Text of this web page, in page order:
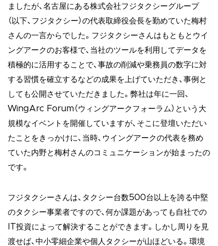
ましたが、名古屋にある株式会社フジタクシーグループ
（以下、フジタクシー）の代表取締役会長を勤めていた梅村
さんの一言からでした。フジタクシーさんはもともとウイ
ングアークのお客様で、当社のツールを利用してデータを
積極的に活用することで、事故の削減や乗務員の数字に対
する習慣を確立するなどの成果を上げていただき、事例と
しても公開させていただきました。弊社は年に一回、
WingArc Forum（ウィングアークフォーラム）という大
規模なイベントを開催していますが、そこに登壇いただい
たことをきっかけに、当時、ウイングアークの代表を務め
ていた内野と梅村さんのコミュニケーションが始まったの
です。
フジタクシーさんは、タクシー台数500台以上を誇る中堅
のタクシー事業者ですので、何か課題があっても自社での
IT投資によって解決することができます。しかし周りを見
渡せば、中小零細企業や個人タクシーが山ほどいる。環境